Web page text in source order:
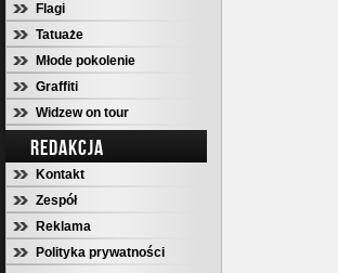
Flagi
Tatuaże
Młode pokolenie
Graffiti
Widzew on tour
REDAKCJA
Kontakt
Zespół
Reklama
Polityka prywatności